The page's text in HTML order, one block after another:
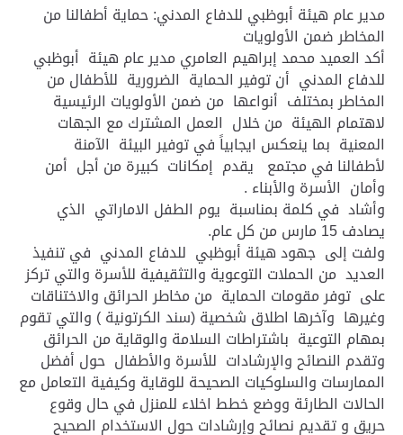
مدير عام هيئة أبوظبي للدفاع المدني: حماية أطفالنا من
المخاطر ضمن الأولويات
أكد العميد محمد إبراهيم العامري مدير عام هيئة أبوظبي
للدفاع المدني أن توفير الحماية الضرورية للأطفال من
المخاطر بمختلف أنواعها من ضمن الأولويات الرئيسية
لاهتمام الهيئة من خلال العمل المشترك مع الجهات
المعنية بما ينعكس ايجابياً في توفير البيئة الآمنة
لأطفالنا في مجتمع يقدم إمكانات كبيرة من أجل أمن
وأمان الأسرة والأبناء .
وأشاد في كلمة بمناسبة يوم الطفل الاماراتي الذي
يصادف 15 مارس من كل عام.
ولفت إلى جهود هيئة أبوظبي للدفاع المدني في تنفيذ
العديد من الحملات التوعوية والتثقيفية للأسرة والتي تركز
على توفر مقومات الحماية من مخاطر الحرائق والاختناقات
وغيرها وآخرها اطلاق شخصية (سند الكرتونية ) والتي تقوم
بمهام التوعية باشتراطات السلامة والوقاية من الحرائق
وتقدم النصائح والإرشادات للأسرة والأطفال حول أفضل
الممارسات والسلوكيات الصحيحة للوقاية وكيفية التعامل مع
الحالات الطارئة ووضع خطط اخلاء للمنزل في حال وقوع
حريق و تقديم نصائح وإرشادات حول الاستخدام الصحيح